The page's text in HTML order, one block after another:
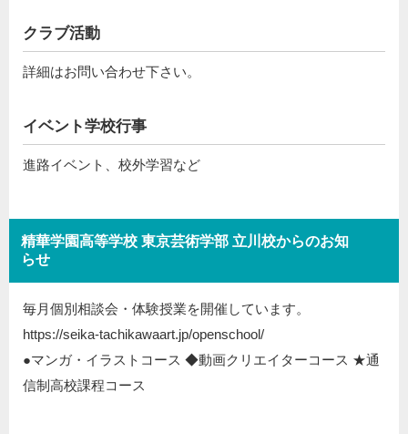
クラブ活動
詳細はお問い合わせ下さい。
イベント学校行事
進路イベント、校外学習など
精華学園高等学校 東京芸術学部 立川校からのお知
らせ
毎月個別相談会・体験授業を開催しています。
https://seika-tachikawaart.jp/openschool/
●マンガ・イラストコース ◆動画クリエイターコース ★通
信制高校課程コース